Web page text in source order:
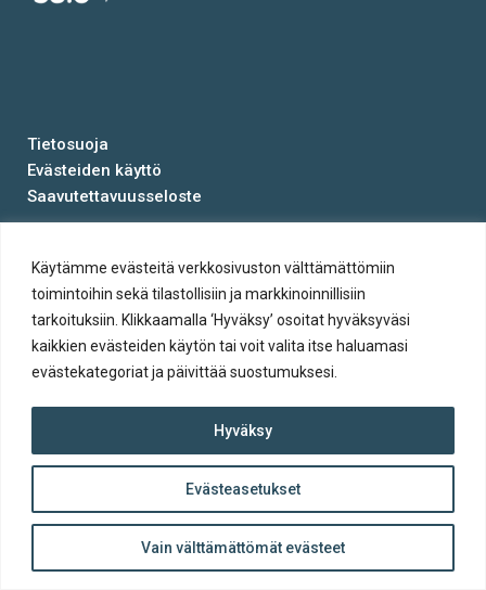
Käytämme evästeitä verkkosivuston välttämättömiin
toimintoihin sekä tilastollisiin ja markkinoinnillisiin
tarkoituksiin. Klikkaamalla ‘Hyväksy’ osoitat hyväksyväsi
kaikkien evästeiden käytön tai voit valita itse haluamasi
evästekategoriat ja päivittää suostumuksesi.
Evästeasetukset
Vain välttämättömät evästeet
Hyväksy
ylös
Tietosuoja
Evästeiden käyttö
Saavutettavuusseloste
Website crafted byEvermade.